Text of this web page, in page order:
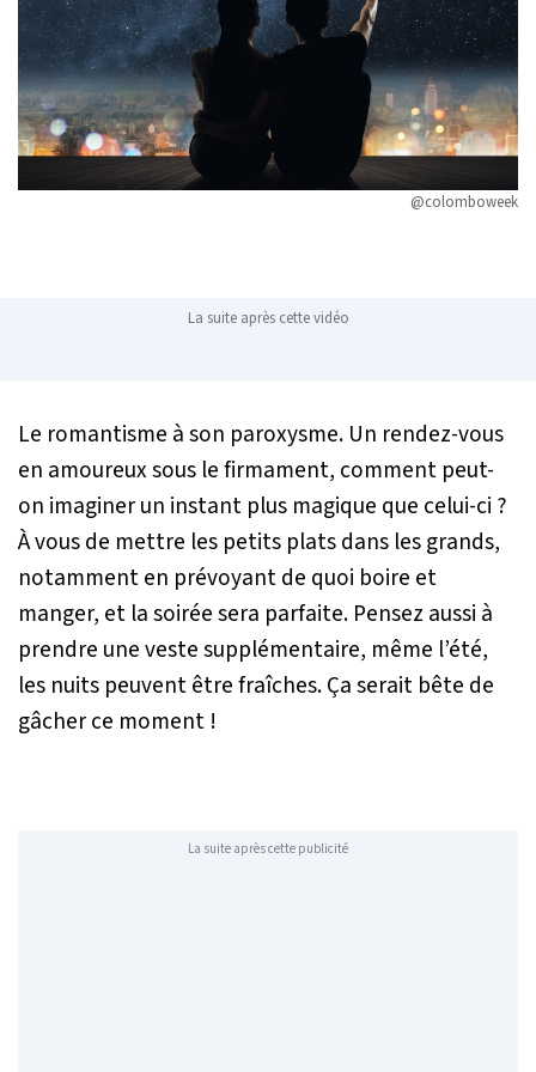
@colomboweek
La suite après cette vidéo
Le romantisme à son paroxysme. Un rendez-vous
en amoureux sous le firmament, comment peut-
on imaginer un instant plus magique que celui-ci ?
À vous de mettre les petits plats dans les grands,
notamment en prévoyant de quoi boire et
manger, et la soirée sera parfaite. Pensez aussi à
prendre une veste supplémentaire, même l’été,
les nuits peuvent être fraîches. Ça serait bête de
gâcher ce moment !
La suite après cette publicité